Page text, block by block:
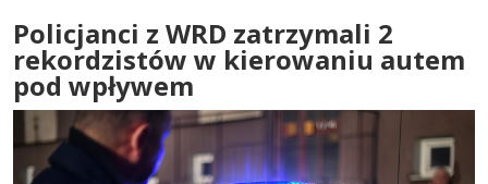
Policjanci z WRD zatrzymali 2
rekordzistów w kierowaniu autem
pod wpływem